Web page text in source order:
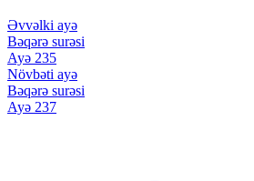
Əvvəlki ayə
Bəqərə surəsi
Ayə 235
Növbəti ayə
Bəqərə surəsi
Ayə 237